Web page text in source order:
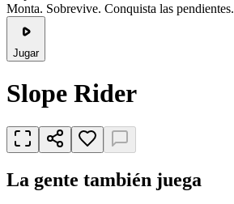
Monta. Sobrevive. Conquista las pendientes.
Jugar
Slope Rider
La gente también juega